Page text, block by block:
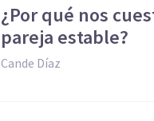
¿Por qué nos
pareja estable?
Cande Díaz